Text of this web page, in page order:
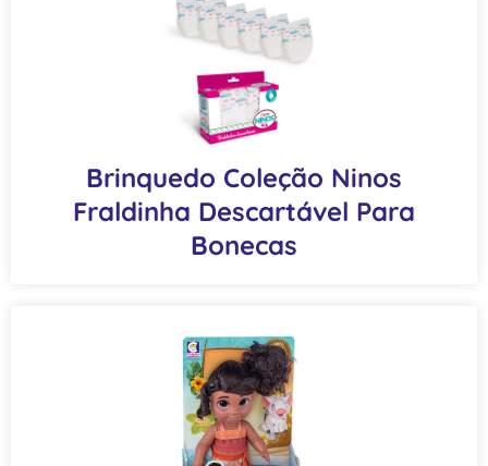
Brinquedo Coleção Ninos
Fraldinha Descartável Para
Bonecas